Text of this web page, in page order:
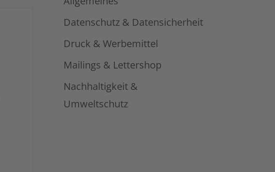
Datenschutz & Datensicherheit
Druck & Werbemittel
Mailings & Lettershop
Nachhaltigkeit &
Umweltschutz